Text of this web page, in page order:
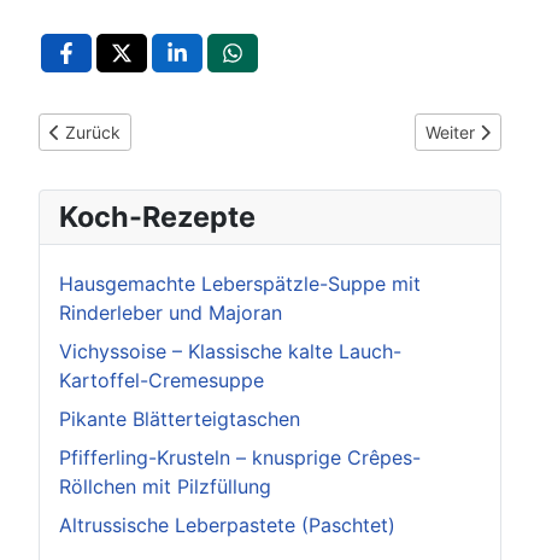
Vorheriger Beitrag: TKG-Reform: Schnellerer
Zurück Nächster
Weiter
Koch-Rezepte
Hausgemachte Leberspätzle-Suppe mit
Rinderleber und Majoran
Vichyssoise – Klassische kalte Lauch-
Kartoffel-Cremesuppe
Pikante Blätterteigtaschen
Pfifferling-Krusteln – knusprige Crêpes-
Röllchen mit Pilzfüllung
Altrussische Leberpastete (Paschtet)